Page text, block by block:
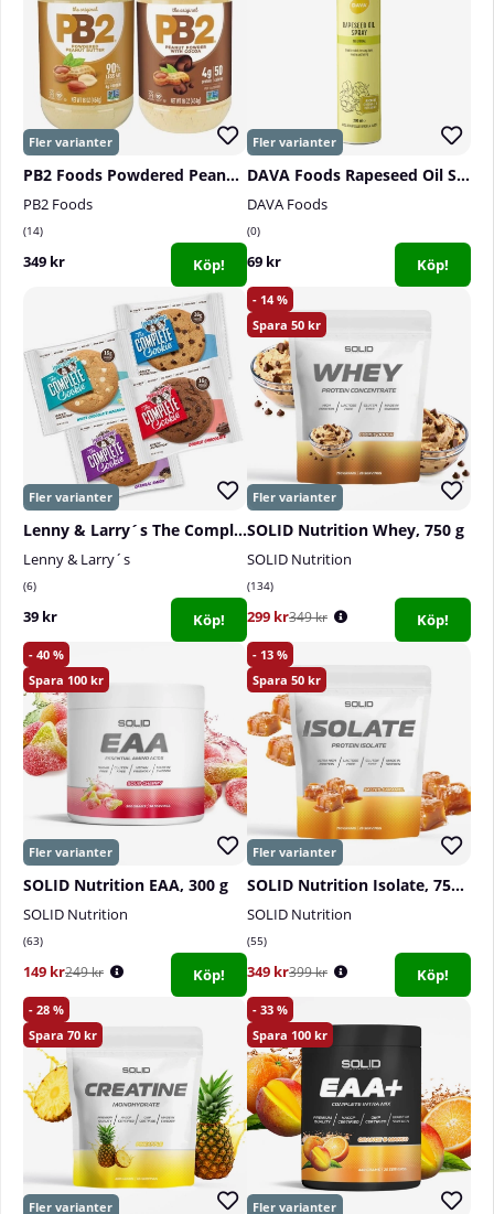
PB2 Foods Powdered Peanut Butter, 454 g
PB2 Foods
14
349 kr Köp!
DAVA Foods Rapeseed Oil Spray, 200 ml
DAVA Foods
0
69 kr Köp!
Lenny & Larry´s The Complete Cookie, 113 g
Lenny & Larry´s
6
39 kr Köp!
14
50
SOLID Nutrition Whey, 750 g
SOLID Nutrition
134
299 kr349 kr Köp!
40
100
SOLID Nutrition EAA, 300 g
SOLID Nutrition
63
149 kr249 kr Köp!
13
50
SOLID Nutrition Isolate, 750 g
SOLID Nutrition
55
349 kr399 kr Köp!
28
70
33
100